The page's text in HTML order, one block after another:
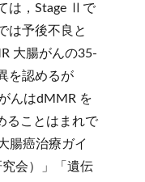
は，Stage Ⅱで
は予後不良と
大腸がんの35-
を認めるが
んはdMMR を
ることはまれで
腸癌治療ガイ
究会）」「遺伝